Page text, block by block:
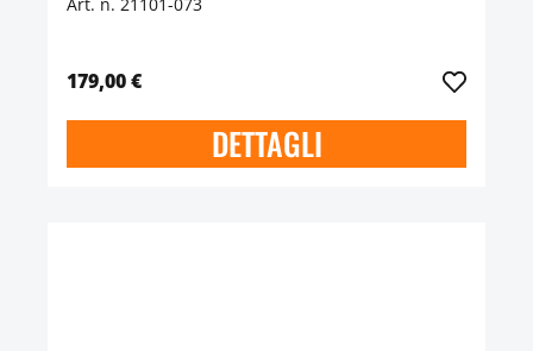
179,00 €
DETTAGLI